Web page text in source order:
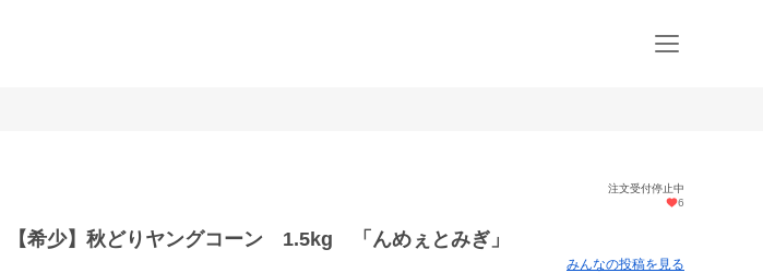
注文受付停止中
6
【希少】秋どりヤングコーン 1.5kg 「んめぇとみぎ」
みんなの投稿を見る